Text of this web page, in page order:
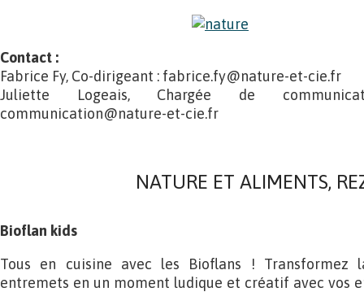
Contact :
Fabrice Fy, Co-dirigeant : fabrice.fy@nature-et-cie.fr
Juliette Logeais, Chargée de
communication@nature-et-cie.fr
NATURE ET ALIMENTS,
Bioflan kids
Tous en cuisine avec les Bioflans ! Transformez
entremets en un moment ludique et créatif avec vos